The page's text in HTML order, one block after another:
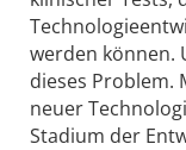
werden können.
dieses Problem.
neuer
Stadium der